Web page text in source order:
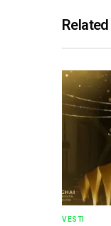
VESTI